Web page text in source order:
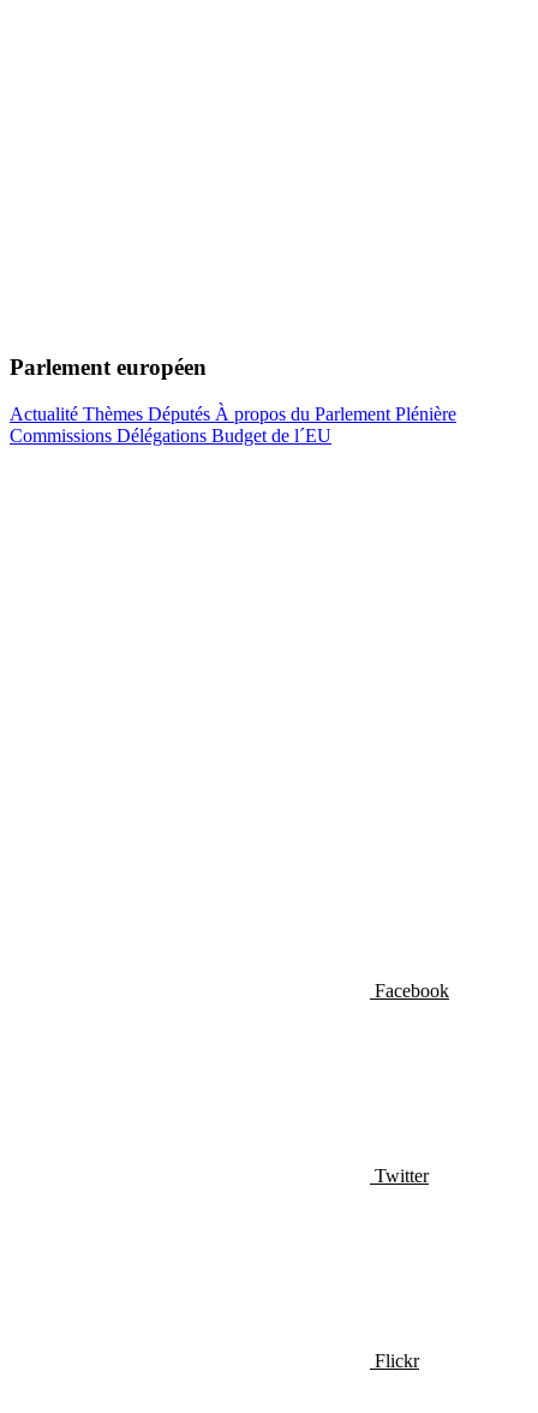
Parlement européen
Actualité Thèmes Députés À propos du Parlement Plénière
Commissions Délégations Budget de l´EU
Facebook
Twitter
Flickr